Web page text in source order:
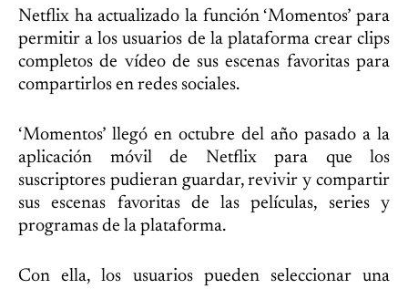
Netflix ha actualizado la función ‘Momentos’ para
permitir a los usuarios de la plataforma crear clips
completos de vídeo de sus escenas favoritas para
compartirlos en redes sociales.
‘Momentos’ llegó en octubre del año pasado a la
aplicación móvil de Netflix para que los
suscriptores pudieran guardar, revivir y compartir
sus escenas favoritas de las películas, series y
programas de la plataforma.
Con ella, los usuarios pueden seleccionar una